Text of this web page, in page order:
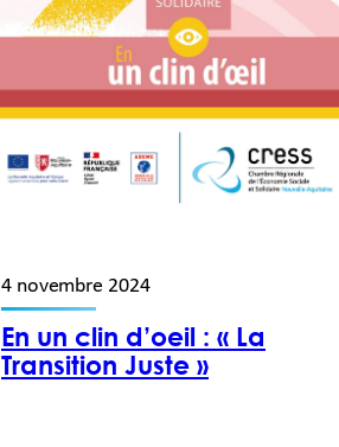
4 novembre 2024
En un clin d’oeil : « La
Transition Juste »